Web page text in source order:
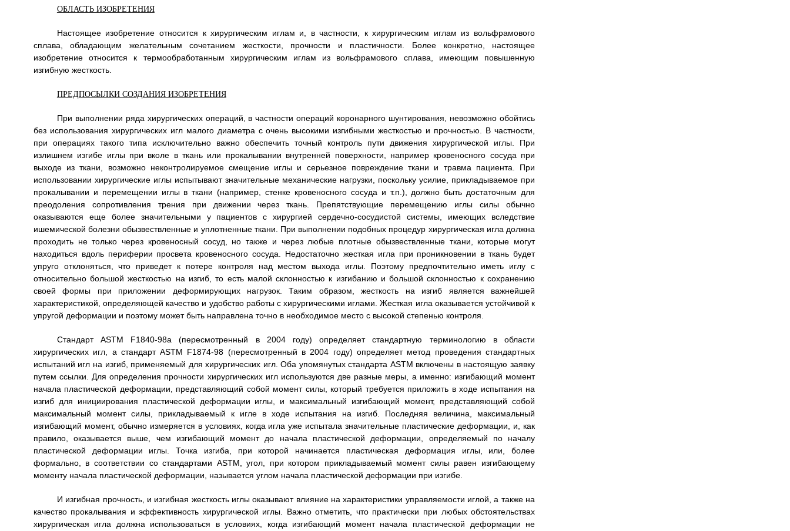
ОБЛАСТЬ ИЗОБРЕТЕНИЯ
Настоящее изобретение относится к хирургическим иглам и, в частности, к хирургическим иглам из вольфрамового
сплава, обладающим желательным сочетанием жесткости, прочности и пластичности. Более конкретно, настоящее
изобретение относится к термообработанным хирургическим иглам из вольфрамового сплава, имеющим повышенную
изгибную жесткость.
ПРЕДПОСЫЛКИ СОЗДАНИЯ ИЗОБРЕТЕНИЯ
При выполнении ряда хирургических операций, в частности операций коронарного шунтирования, невозможно обойтись
без использования хирургических игл малого диаметра с очень высокими изгибными жесткостью и прочностью. В частности,
при операциях такого типа исключительно важно обеспечить точный контроль пути движения хирургической иглы. При
излишнем изгибе иглы при вколе в ткань или прокалывании внутренней поверхности, например кровеносного сосуда при
выходе из ткани, возможно неконтролируемое смещение иглы и серьезное повреждение ткани и травма пациента. При
использовании хирургические иглы испытывают значительные механические нагрузки, поскольку усилие, прикладываемое при
прокалывании и перемещении иглы в ткани (например, стенке кровеносного сосуда и т.п.), должно быть достаточным для
преодоления сопротивления трения при движении через ткань. Препятствующие перемещению иглы силы обычно
оказываются еще более значительными у пациентов с хирургией сердечно-сосудистой системы, имеющих вследствие
ишемической болезни обызвествленные и уплотненные ткани. При выполнении подобных процедур хирургическая игла должна
проходить не только через кровеносный сосуд, но также и через любые плотные обызвествленные ткани, которые могут
находиться вдоль периферии просвета кровеносного сосуда. Недостаточно жесткая игла при проникновении в ткань будет
упруго отклоняться, что приведет к потере контроля над местом выхода иглы. Поэтому предпочтительно иметь иглу с
относительно большой жесткостью на изгиб, то есть малой склонностью к изгибанию и большой склонностью к сохранению
своей формы при приложении деформирующих нагрузок. Таким образом, жесткость на изгиб является важнейшей
характеристикой, определяющей качество и удобство работы с хирургическими иглами. Жесткая игла оказывается устойчивой к
упругой деформации и поэтому может быть направлена точно в необходимое место с высокой степенью контроля.
Стандарт ASTM F1840-98a (пересмотренный в 2004 году) определяет стандартную терминологию в области
хирургических игл, а стандарт ASTM F1874-98 (пересмотренный в 2004 году) определяет метод проведения стандартных
испытаний игл на изгиб, применяемый для хирургических игл. Оба упомянутых стандарта ASTM включены в настоящую заявку
путем ссылки. Для определения прочности хирургических игл используются две разные меры, а именно: изгибающий момент
начала пластической деформации, представляющий собой момент силы, который требуется приложить в ходе испытания на
изгиб для инициирования пластической деформации иглы, и максимальный изгибающий момент, представляющий собой
максимальный момент силы, прикладываемый к игле в ходе испытания на изгиб. Последняя величина, максимальный
изгибающий момент, обычно измеряется в условиях, когда игла уже испытала значительные пластические деформации, и, как
правило, оказывается выше, чем изгибающий момент до начала пластической деформации, определяемый по началу
пластической деформации иглы. Точка изгиба, при которой начинается пластическая деформация иглы, или, более
формально, в соответствии со стандартами ASTM, угол, при котором прикладываемый момент силы равен изгибающему
моменту начала пластической деформации, называется углом начала пластической деформации при изгибе.
И изгибная прочность, и изгибная жесткость иглы оказывают влияние на характеристики управляемости иглой, а также на
качество прокалывания и эффективность хирургической иглы. Важно отметить, что практически при любых обстоятельствах
хирургическая игла должна использоваться в условиях, когда изгибающий момент начала пластической деформации не